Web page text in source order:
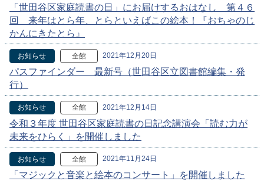
「世田谷区家庭読書の日」にお届けするおはなし 第４６
回 来年はとら年、とらといえばこの絵本！『おちゃのじ
かんにきたとら』
お知らせ 全館 2021年12月20日
パスファインダー 最新号（世田谷区立図書館編集・発
行）
お知らせ 全館 2021年12月14日
令和３年度 世田谷区家庭読書の日記念講演会「読む力が
未来をひらく」を開催しました
お知らせ 全館 2021年11月24日
「マジックと音楽と絵本のコンサート」を開催しました